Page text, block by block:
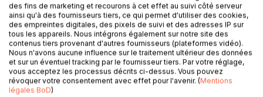
DESCRIPTION
Antonin Rose, un avocat qui n'a pas encore décroché
l'affaire du siècle, accepte celle qui va peut-être tout
des fins de marketing et recourons à cet effet au suivi côté serveur
ainsi qu'à des fournisseurs tiers, ce qui permet d'utiliser des cookies,
des empreintes digitales, des pixels de suivi et des adresses IP sur
tous les appareils. Nous intégrons également sur notre site des
contenus tiers provenant d'autres fournisseurs (plateformes vidéo).
Nous n'avons aucune influence sur le traitement ultérieur des données
et sur un éventuel tracking par le fournisseur tiers. Par votre réglage,
vous acceptez les processus décrits ci-dessus. Vous pouvez
révoquer votre consentement avec effet pour l'avenir. (Mentions
légales BoD)